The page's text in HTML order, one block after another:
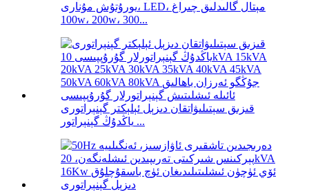
يورۇتۇش مۇنارى، LED، مېتال گالىدلىق چىراغ
100w، 200w، 300...
قىزىق سېتىلىۋاتقان دىزېل ئېلېكتر گېنېراتورى
ياڭدۇڭ گېنېراتور ...